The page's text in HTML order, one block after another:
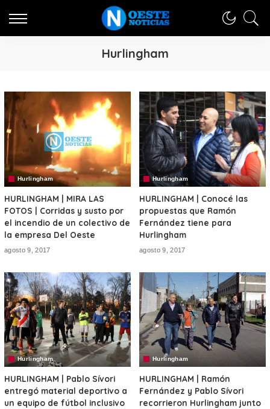
Hurlingham
Hurlingham
HURLINGHAM | MIRA LAS
FOTOS | Corridas y susto por
el incendio de un colectivo de
la empresa Del Oeste
agosto 9, 2017
Hurlingham
HURLINGHAM | Conocé las
propuestas que Ramón
Fernández tiene para
Hurlingham
agosto 9, 2017
Hurlingham
HURLINGHAM | Pablo Sívori
entregó material deportivo a
un equipo de fútbol inclusivo
Hurlingham
HURLINGHAM | Ramón
Fernández y Pablo Sívori
recorrieron Hurlingham junto